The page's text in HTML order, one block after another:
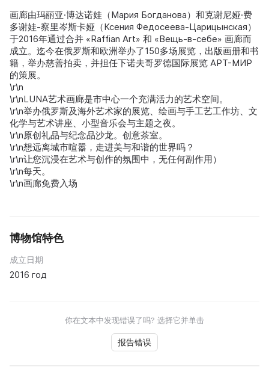
画廊由玛丽亚·博达诺娃（Мария Богданова）和克谢尼娅·费
多谢娃-察里岑斯卡娅（Ксения Федосеева-Царицынская）
于2016年通过合并 «Raffian Art» 和 «Вещь-в-себе» 画廊而
成立。迄今在俄罗斯和欧洲举办了150多场展览，出版画册和书
籍，举办慈善拍卖，并担任下诺夫哥罗德国际展览 АРТ-МИР
的策展。
\r\n
\r\nLUNA艺术画廊是市中心一个充满活力的艺术空间。
\r\n举办俄罗斯及海外艺术家的展览、绘画与手工艺工作坊、文
化学与艺术讲座、小型音乐会与主题之夜。
\r\n原创礼品与纪念品沙龙。创意茶室。
\r\n想远离城市喧嚣，走进美与和谐的世界吗？
\r\n让您沉浸在艺术与创作的氛围中，无任何副作用）
\r\n每天。
\r\n画廊免费入场
博物馆特色
成立日期
2016 год
你在文本中发现错误了吗? 选择它并单击
报告错误